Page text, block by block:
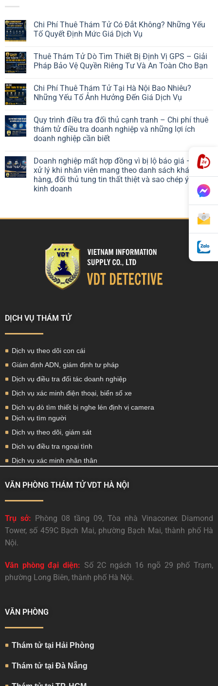
Chi Phí Thuê Thám Tử Có Đắt Không? Những Yếu
Tố Quyết Định Mức Giá Dịch Vụ
Thuê Thám Tử Dò Tìm Thiết Bị Định Vị GPS – Giải
Pháp Bảo Vệ Quyền Riêng Tư Và An Toàn Cho Bạn
Chi Phí Thuê Thám Tử Tại Hà Nội Bao Nhiêu?
Những Yếu Tố Ảnh Hưởng Đến Giá Dịch Vụ
Quy trình điều tra đối thủ cạnh tranh – Chi phí thuê
thám tử điều tra doanh nghiệp và những lợi ích
doanh nghiệp cần biết
Doanh nghiệp mất hợp đồng vì bị lộ báo giá – Cách
xử lý khi nhân viên mang theo danh sách khách
hàng, đối thủ tung tin thất thiệt và sao chép ý tưởng
kinh doanh
DỊCH VỤ THÁM TỬ
Dịch vụ theo dõi con cái
Giám định ADN, giám định tư pháp
Dịch vụ điều tra đối tác doanh nghiệp
Dịch vụ xác minh điện thoại, biển số xe
Dịch vụ dò tìm thiết bị nghe lén định vị camera
Dịch vụ tìm người
Dịch vụ theo dõi, giám sát
Dịch vụ điều tra ngoại tình
Dịch vụ xác minh nhân thân
VĂN PHÒNG THÁM TỬ VDT HÀ NỘI
Trụ sở:
Phòng 08 tầng 09, Tòa nhà Vinaconex Diamond
Tower, số 459C Bạch Mai, phường Bạch Mai, thành phố Hà
Nội.
Văn phòng đại diện: Số 2C ngách 16 ngõ 29 phố Trạm,
phường Long Biên, thành phố Hà Nội.
VĂN PHÒNG
Thám tử tại Hải Phòng
Thám tử tại Đà Nẵng